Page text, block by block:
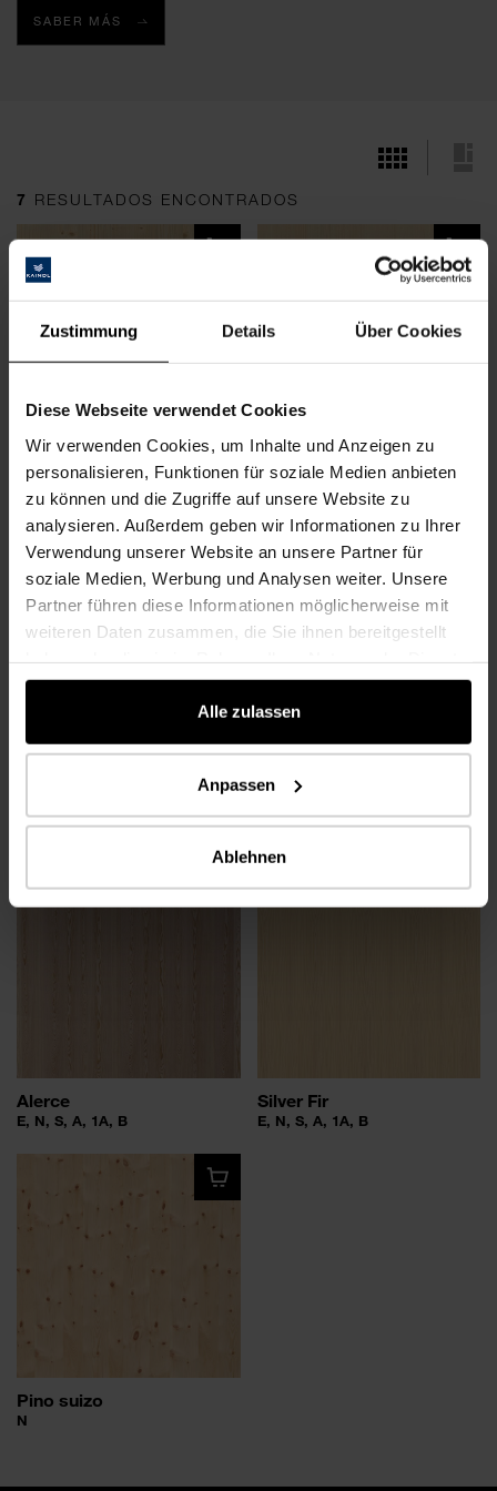
Zustimmung Details Über Cookies
Diese Webseite verwendet Cookies
Wir verwenden Cookies, um Inhalte und Anzeigen zu
personalisieren, Funktionen für soziale Medien anbieten
zu können und die Zugriffe auf unsere Website zu
analysieren. Außerdem geben wir Informationen zu Ihrer
Verwendung unserer Website an unsere Partner für
soziale Medien, Werbung und Analysen weiter. Unsere
Partner führen diese Informationen möglicherweise mit
weiteren Daten zusammen, die Sie ihnen bereitgestellt
gesammelt haben.
Alle zulassen
Anpassen
Ablehnen
SABER MÁS
7 RESULTADOS ENCONTRADOS
Abeto Nudoso Abeto
E, N, S, A, 1A, B
N
E, N, S, A, 1A, B
Alerce
E, N, S, A, 1A, B
Silver Fir
E, N, S, A, 1A, B
Pino suizo
N